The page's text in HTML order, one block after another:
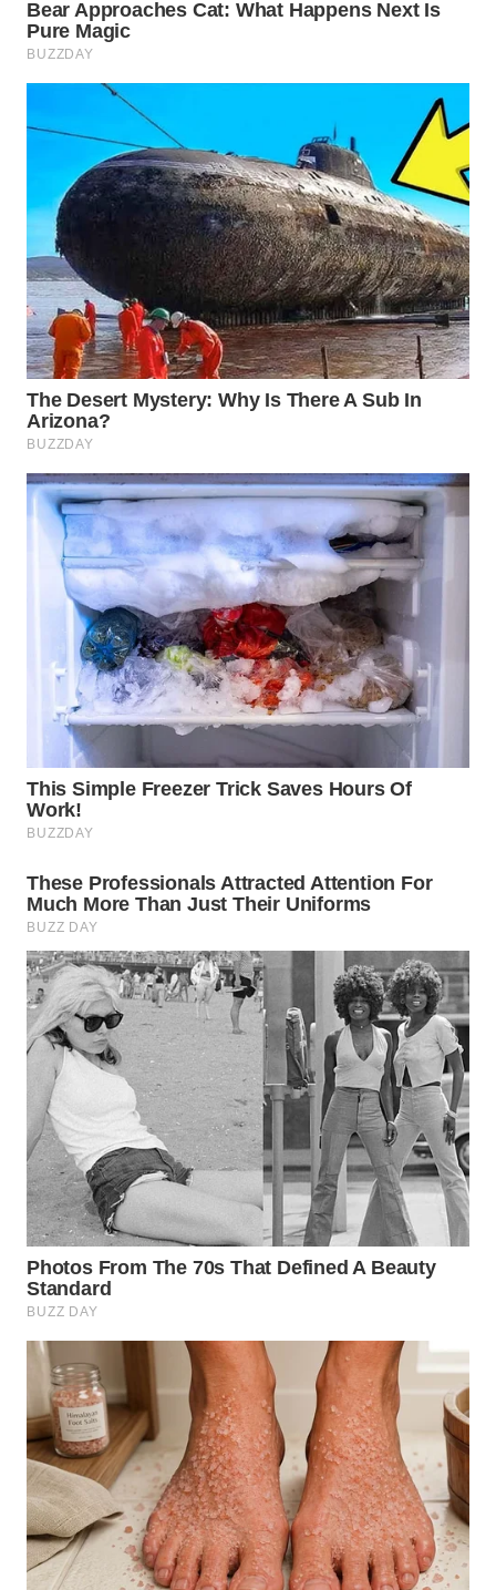
WN
WN
KUNINGAN
WN
MAJALENGKA
WN
SUBANG
WN
SUKABUMI
PURWAKARTA
WN
PRIANGAN
TIMUR
WN
SEMARANG
WN
SOLO
WN
BOROBUDUR
WN
MADURA
WN
SURABAYA
WN
NATUNA
WN
BINTAN
WN
MANDALIKA
WN
LIKUPANG
WN
LABUANBAJO
WN
BORNEO
Wahana
Media